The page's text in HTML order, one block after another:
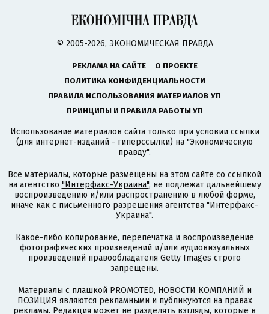
© 2005-2026, ЭКОНОМИЧЕСКАЯ ПРАВДА
РЕКЛАМА НА САЙТЕ
О ПРОЕКТЕ
ПОЛИТИКА КОНФИДЕНЦИАЛЬНОСТИ
ПРАВИЛА ИСПОЛЬЗОВАНИЯ МАТЕРИАЛОВ УП
ПРИНЦИПЫ И ПРАВИЛА РАБОТЫ УП
Использование материалов сайта только при условии ссылки
(для интернет-изданий - гиперссылки) на "Экономическую
правду".
Все материалы, которые размещены на этом сайте со ссылкой
на агентство "Интерфакс-Украина", не подлежат дальнейшему
воспроизведению и/или распространению в любой форме,
иначе как с письменного разрешения агентства "Интерфакс-
Украина".
Какое-либо копирование, перепечатка и воспроизведение
фотографических произведений и/или аудиовизуальных
произведений правообладателя Getty Images строго
запрещены.
Материалы с плашкой PROMOTED, НОВОСТИ КОМПАНИЙ и
ПОЗИЦИЯ являются рекламными и публикуются на правах
рекламы. Редакция может не разделять взгляды, которые в